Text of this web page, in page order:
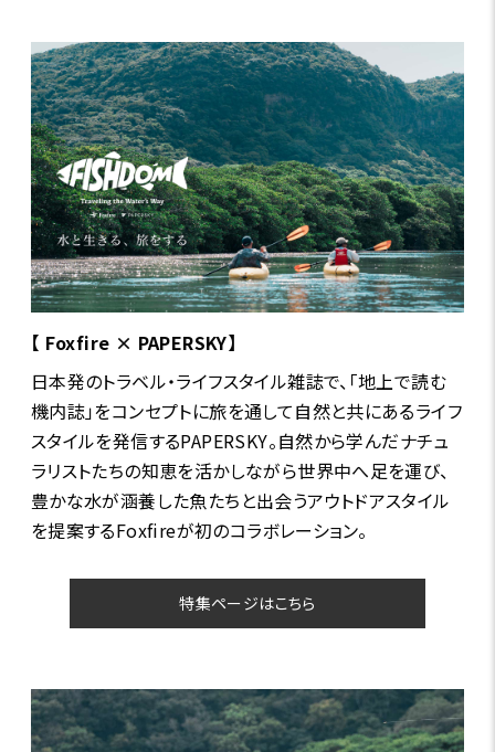
【 Foxfire × PAPERSKY】
日本発のトラベル・ライフスタイル雑誌で、「地上で読む
機内誌」をコンセプトに旅を通して自然と共にあるライフ
スタイルを発信するPAPERSKY。自然から学んだナチュ
ラリストたちの知恵を活かしながら世界中へ足を運び、
豊かな水が涵養した魚たちと出会うアウトドアスタイル
を提案するFoxfireが初のコラボレーション。
特集ページはこちら